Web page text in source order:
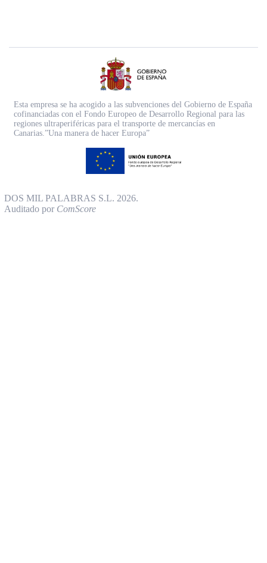
Esta empresa se ha acogido a las subvenciones del Gobierno de España
cofinanciadas con el Fondo Europeo de Desarrollo Regional para las
regiones ultraperiféricas para el transporte de mercancías en
Canarias.”Una manera de hacer Europa”
DOS MIL PALABRAS S.L. 2026.
Auditado por ComScore